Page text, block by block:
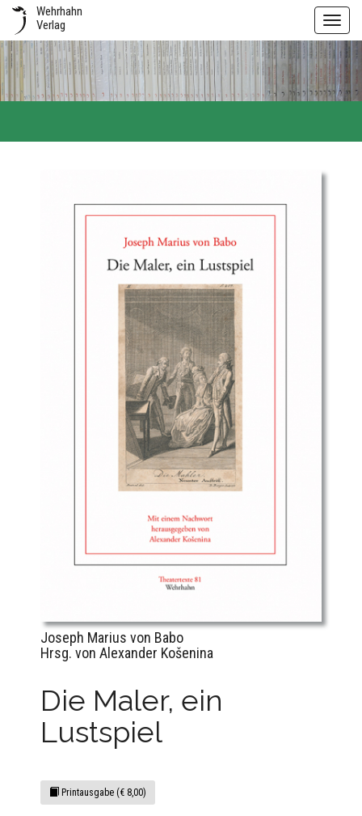
Wehrhahn
Verlag
Joseph Marius von Babo
Hrsg. von Alexander Košenina
Die Maler, ein
Lustspiel
Printausgabe (€ 8,00)